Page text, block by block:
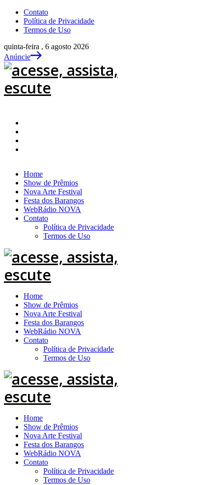
Contato
Política de Privacidade
Termos de Uso
quinta-feira , 6 agosto 2026
Anúncie
Home
Show de Prêmios
Nova Arte Festival
Festa dos Barangos
WebRádio NOVA
Contato
Política de Privacidade
Termos de Uso
Home
Show de Prêmios
Nova Arte Festival
Festa dos Barangos
WebRádio NOVA
Contato
Política de Privacidade
Termos de Uso
Home
Show de Prêmios
Nova Arte Festival
Festa dos Barangos
WebRádio NOVA
Contato
Política de Privacidade
Termos de Uso